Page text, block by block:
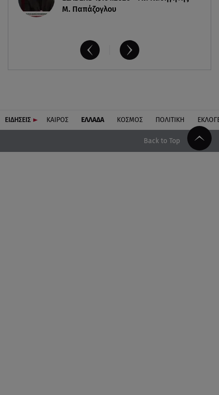
Μ. Παπάζογλου
ΕΙΔΗΣΕΙΣ ΚΑΙΡΟΣ ΕΛΛΑΔΑ ΚΟΣΜΟΣ ΠΟΛΙΤΙΚΗ
Back to Top